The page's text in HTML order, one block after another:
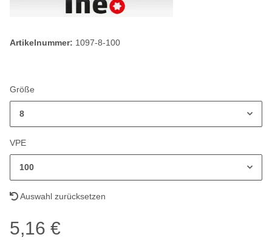
Artikelnummer: 1097-8-100
Größe
8
VPE
100
Auswahl zurücksetzen
5,16 €